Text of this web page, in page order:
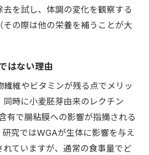
を試し、体調の変化を観察する
その際は他の栄養を補うことが大
はない理由
繊維やビタミンが残る点でメリッ
同時に小麦胚芽由来のレクチン
有で腸粘膜への影響が指摘される
研究ではWGAが生体に影響を与え
れていますが、通常の食事量でど